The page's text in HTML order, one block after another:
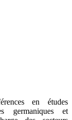
en études
germaniques et